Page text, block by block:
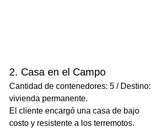
2. Casa en el Campo
Cantidad de contenedores: 5 / Destino:
vivienda permanente.
El cliente encargó una casa de bajo
costo y resistente a los terremotos.